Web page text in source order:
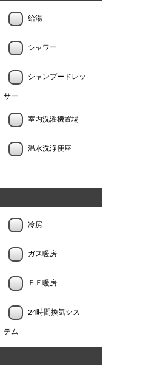
給湯
シャワー
シャンプードレッ
サー
室内洗濯機置場
温水洗浄便座
冷房
ガス暖房
ＦＦ暖房
24時間換気シス
テム